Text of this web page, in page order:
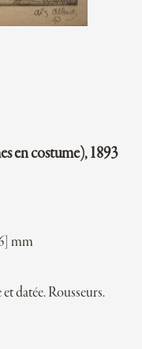
en costume), 1893
mm
datée. Rousseurs.